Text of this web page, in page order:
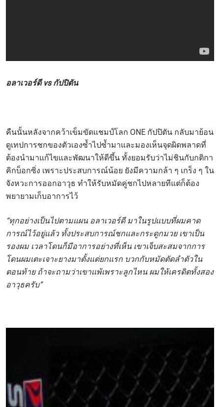
อลาเวอร์ดี vs กัปปิตัน
คืนนั้นหลังจากคว้าเข็มขัดแชมป์โลก ONE กัปปิตัน กลับมาย้อน
ดูเทปการชกของตัวเองซ้ำไปซ้ำมาและมองเห็นจุดผิดพลาดที่
ต้องนำมาแก้ไขและพัฒนาให้ดีขึ้น ทั้งยอมรับว่าไม่ชินกับกติกา
คิกบ็อกซิ่ง เพราะประสบการณ์น้อย ยังมีความกล้า ๆ เกร็ง ๆ ใน
จังหวะการออกอาวุธ ทำให้รับหมัดคู่ชกไปหลายทีแต่ก็ต้อง
พยายามเก็บอาการไว้
“ทุกอย่างเป็นไปตามแผน อลาเวอร์ดี มาในรูปแบบที่ผมคาด
การณ์ไว้อยู่แล้ว ทั้งประสบการณ์ชกและกระดูกมวย เขาเป็น
รองผม เวลาโดนก็มีอาการอย่างที่เห็น เขาเจ็บสะสมจากการ
โดนผมเตะเจาะยางมาตั้งแต่ยกแรก บวกกับหมัดตัดลำตัวใน
ตอนท้าย ถ้าจะถามว่าเขาแพ้เพราะลูกไหน ผมให้เครดิตทั้งสอง
อาวุธครับ”